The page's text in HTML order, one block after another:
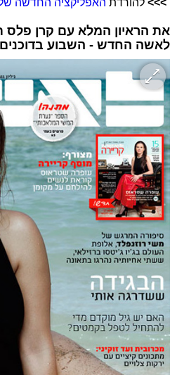
>>>להורדת האפליקציה החדשה
את הראיון המלא עם קרן פלס
לאשה החדש - השבוע בדוכנים